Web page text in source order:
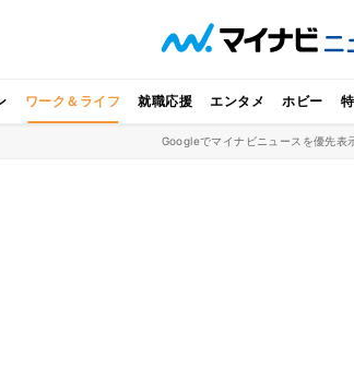
ワーク＆ライフ 就職応援 エンタメ ホビー
Googleでマイナビニュースを優先表